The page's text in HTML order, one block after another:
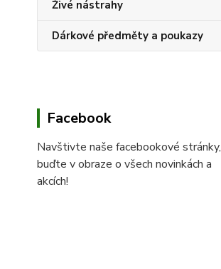
Živé nástrahy
Dárkové předměty a poukazy
Facebook
Navštivte naše facebookové stránky,
buďte v obraze o všech novinkách a
akcích!